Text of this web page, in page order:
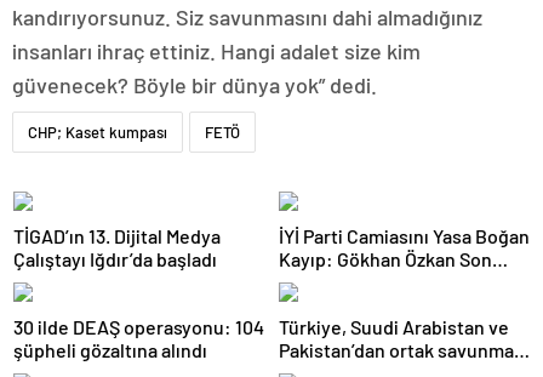
kandırıyorsunuz. Siz savunmasını dahi almadığınız
insanları ihraç ettiniz. Hangi adalet size kim
güvenecek? Böyle bir dünya yok” dedi.
CHP; Kaset kumpası FETÖ
TİGAD’ın 13. Dijital Medya
Çalıştayı Iğdır’da başladı
İYİ Parti Camiasını Yasa Boğan
Kayıp: Gökhan Özkan Son
Yolculuğuna Uğurlandı
30 ilde DEAŞ operasyonu: 104
şüpheli gözaltına alındı
Türkiye, Suudi Arabistan ve
Pakistan’dan ortak savunma